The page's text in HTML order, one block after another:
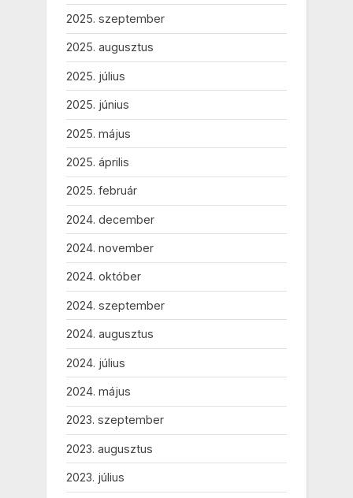
2025. szeptember
2025. augusztus
2025. július
2025. június
2025. május
2025. április
2025. február
2024. december
2024. november
2024. október
2024. szeptember
2024. augusztus
2024. július
2024. május
2023. szeptember
2023. augusztus
2023. július